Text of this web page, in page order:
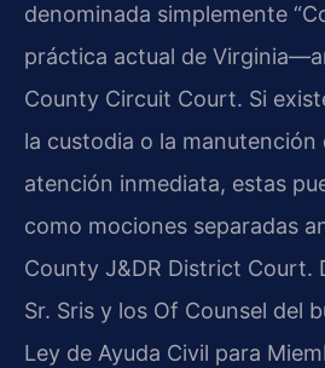
denominada simplemente
práctica actual de
County Circuit Court. Si
la custodia o la manutención
atención inmediata, estas
como mociones separadas
County J&DR District Court.
Sr. Sris y los Of Counsel del
Ley de Ayuda Civil para